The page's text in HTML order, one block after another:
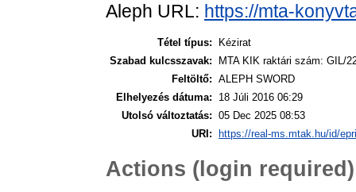
Aleph URL: https://mta-
Tétel típus:
Kézirat
Szabad kulcsszavak:
MTA KIK raktári szám: GIL/
Feltöltő: ALEPH SWORD
Elhelyezés dátuma:
18 Júli 2016 06:29
Utolsó változtatás: 05 Dec 2025 08:53
URI:
https://real-ms.mtak.hu/id/
Actions (login required)